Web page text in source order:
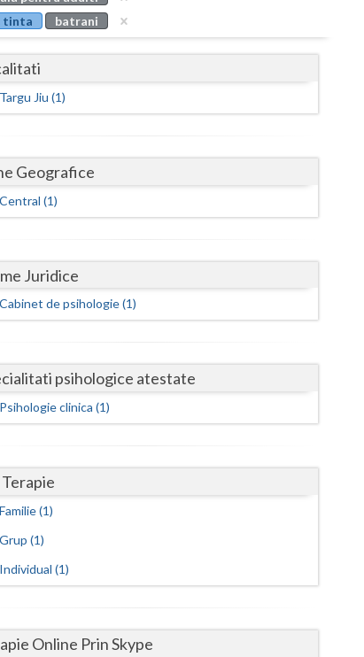
Buzau
Cluj
Covasna
Dambovita
Dolj
Galati
Gorj
Harghita
Ialomita
Mures
tinta
batrani
Targu Jiu (1)
Geografice
Central (1)
Juridice
Cabinet de psihologie (1)
psihologice atestate
Psihologie clinica (1)
Familie (1)
Grup (1)
Individual (1)
Online Prin Skype